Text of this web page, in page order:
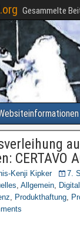
Gesammelte
CERTAVO
Kenji Kipker
7.
, Allgemein,
, Produkthaftung,